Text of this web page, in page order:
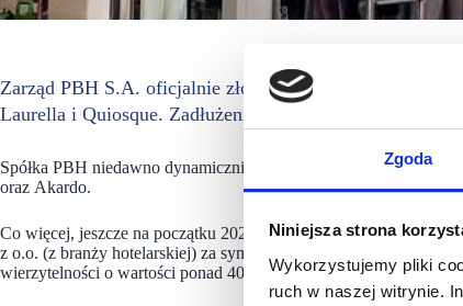
Zgoda
Niniejsza strona
Wykorzystujemy pliki
ruch w naszej witrynie.
Zarząd PBH S.A. oficjalnie złożył wniosek o upadłość.
Laurella i Quiosque. Zadłużenie PBH wynosi ponad 51,5
Spółka PBH niedawno dynamicznie się rozwijała, łącząc w
oraz Akardo.
Co więcej, jeszcze na początku 2025 roku spółka PBH została
z o.o. (z branży hotelarskiej) za symboliczne 100 tys. zł, mimo że
wierzytelności o wartości ponad 40 mln zł trafiła natomiast do